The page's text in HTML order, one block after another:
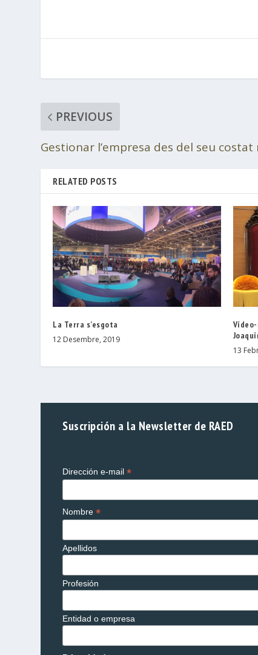
PREVIOUS
Gestionar l’empresa des del seu costat
RELATED POSTS
La Terra s’esgota
12 Desembre, 2019
13
Suscripción a la Newsletter de RAED
Dirección e-mail*
Nombre*
Apellidos
Profesión
Entidad o empresa